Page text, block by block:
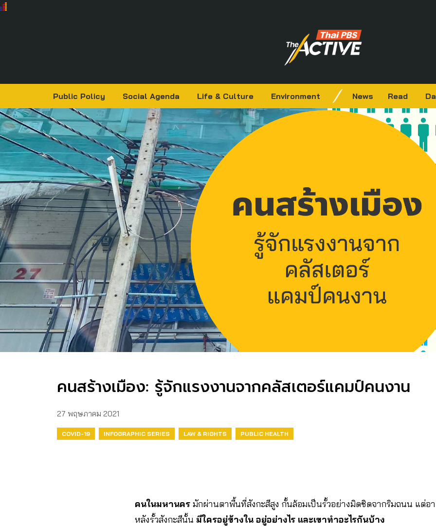
Public Policy Social Agenda Life & Culture Environment News Read
คนสร้างเมือง: รู้จักแรงงานจากคลัสเตอร์แคมป์คนงาน
27 พฤษภาคม 2021
COVID-19 INFOGRAPHIC SERIES LAW & RIGHTS PUBLIC HEALTH
คนในมหานคร มักผ่านตาพื้นที่สังกะสีสูง กั้นล้อมเป็นรั้วอย่างมิดชิดจากริมถนน แต่อ
หลังรั้วสังกะสีนั้น มีใครอยู่ข้างใน อยู่อย่างไร และเขาทำอะไรกันบ้าง